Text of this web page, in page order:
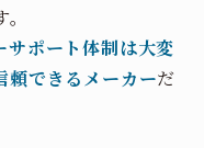
サポート体制は大変
頼できるメーカーだ